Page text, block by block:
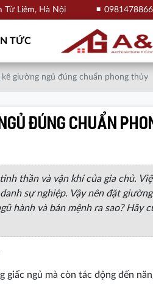
Từ Liêm, Hà Nội 0981478866
TỨC
giường ngủ đúng chuẩn phong thủy
đúng chuẩn
thần và vận khí của gia chủ.
sự nghiệp. Vậy nên đặt
hành và bản mệnh ra sao? Hãy
giấc ngủ mà còn tác động đến